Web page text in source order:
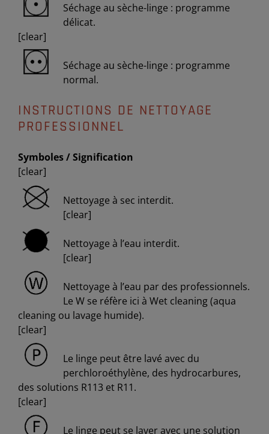
Séchage au sèche-linge : programme
délicat.
[clear]
Séchage au sèche-linge : programme
normal.
INSTRUCTIONS DE NETTOYAGE
PROFESSIONNEL
Symboles / Signification
[clear]
Nettoyage à sec interdit.
[clear]
Nettoyage à l’eau interdit.
[clear]
Nettoyage à l’eau par des professionnels.
Le W se réfère ici à Wet cleaning (aqua
cleaning ou lavage humide).
[clear]
Le linge peut être lavé avec du
perchloroéthylène, des hydrocarbures,
des solutions R113 et R11.
[clear]
Le linge peut se laver avec une solution